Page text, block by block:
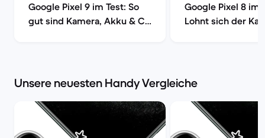
Google Pixel 9 im Test: So
gut sind Kamera, Akku & Co
Google Pixel 8 im
Lohnt sich der
Unsere neuesten Handy Vergleiche